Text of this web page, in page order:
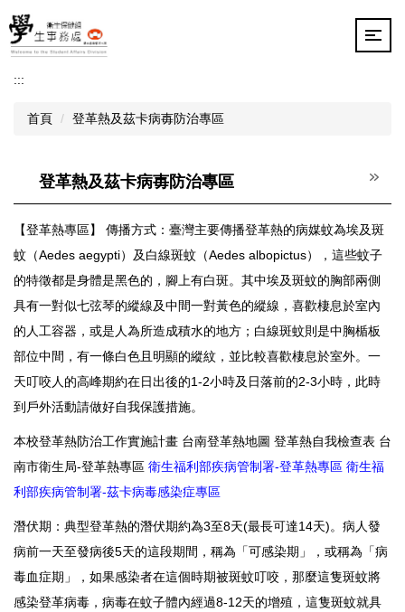
跳
到
主
內
:::
首頁 登革熱及茲卡病毐防治專區
登革熱及茲卡病毐防治專區
【登革熱專區】 傳播方式：臺灣主要傳播登革熱的病媒蚊為埃及斑
蚊（Aedes aegypti）及白線斑蚊（Aedes albopictus），這些蚊子
的特徵都是身體是黑色的，腳上有白斑。其中埃及斑蚊的胸部兩側
具有一對似七弦琴的縱線及中間一對黃色的縱線，喜歡棲息於室內
的人工容器，或是人為所造成積水的地方；白線斑蚊則是中胸楯板
部位中間，有一條白色且明顯的縱紋，並比較喜歡棲息於室外。一
天叮咬人的高峰期約在日出後的1-2小時及日落前的2-3小時，此時
到戶外活動請做好自我保護措施。
本校登革熱防治工作實施計畫 台南登革熱地圖 登革熱自我檢查表 台
南市衛生局-登革熱專區 衛生福利部疾病管制署-登革熱專區 衛生福
利部疾病管制署-茲卡病毒感染症專區
潛伏期：典型登革熱的潛伏期約為3至8天(最長可達14天)。病人發
病前一天至發病後5天的這段期間，稱為「可感染期」，或稱為「病
毒血症期」，如果感染者在這個時期被斑蚊叮咬，那麼這隻斑蚊將
感染登革病毒，病毒在蚊子體內經過8-12天的增殖，這隻斑蚊就具